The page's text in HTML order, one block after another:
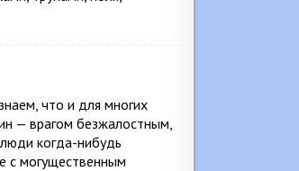
что и для многих
— врагом безжалостным,
когда-нибудь
с могущественным